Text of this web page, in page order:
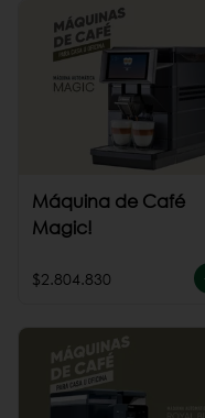
Máquina de Café
Magic!
$2.804.830